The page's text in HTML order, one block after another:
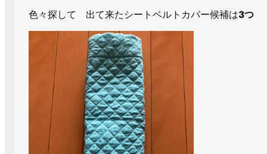
色々探して 出て来たシートベルトカバー候補は３つ